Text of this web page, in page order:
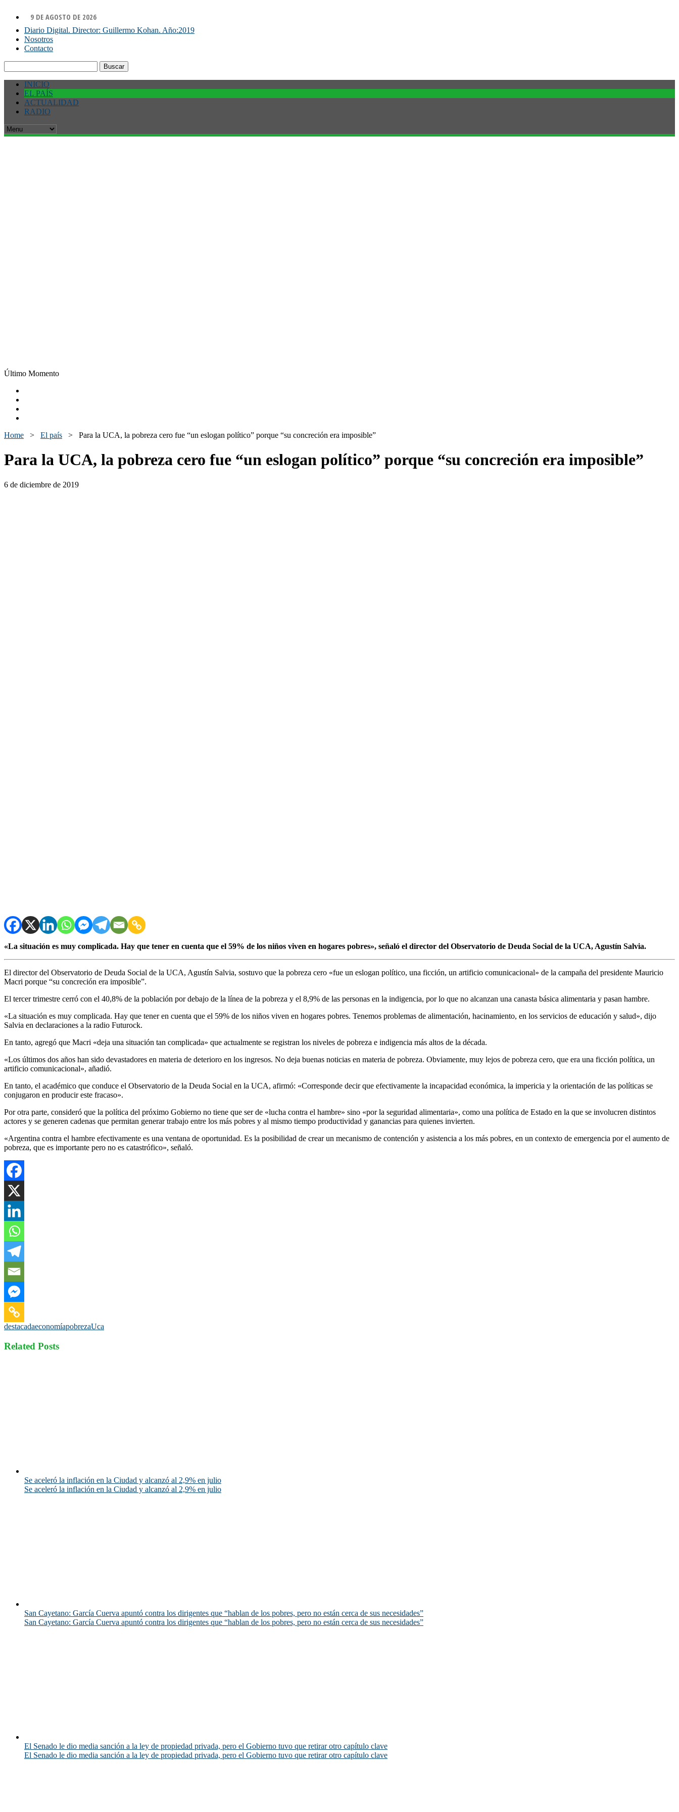
9 DE AGOSTO DE 2026
Diario Digital. Director: Guillermo Kohan. Año:2019
Nosotros
Contacto
INICIO
EL PAÍS
ACTUALIDAD
RADIO
Último Momento
Home > El país > Para la UCA, la pobreza cero fue “un eslogan político” porque “su concreción era imposible”
Para la UCA, la pobreza cero fue “un eslogan político” porque “su concreción era imposible”
6 de diciembre de 2019
«La situación es muy complicada. Hay que tener en cuenta que el 59% de los niños viven en hogares pobres», señaló el director del Observatorio de Deuda Social de la UCA, Agustín Salvia.
El director del Observatorio de Deuda Social de la UCA, Agustín Salvia, sostuvo que la pobreza cero «fue un eslogan político, una ficción, un artificio comunicacional» de la campaña del presidente Mauricio
Macri porque “su concreción era imposible”.
El tercer trimestre cerró con el 40,8% de la población por debajo de la línea de la pobreza y el 8,9% de las personas en la indigencia, por lo que no alcanzan una canasta básica alimentaria y pasan hambre.
«La situación es muy complicada. Hay que tener en cuenta que el 59% de los niños viven en hogares pobres. Tenemos problemas de alimentación, hacinamiento, en los servicios de educación y salud», dijo
Salvia en declaraciones a la radio Futurock.
En tanto, agregó que Macri «deja una situación tan complicada» que actualmente se registran los niveles de pobreza e indigencia más altos de la década.
«Los últimos dos años han sido devastadores en materia de deterioro en los ingresos. No deja buenas noticias en materia de pobreza. Obviamente, muy lejos de pobreza cero, que era una ficción política, un
artificio comunicacional», añadió.
En tanto, el académico que conduce el Observatorio de la Deuda Social en la UCA, afirmó: «Corresponde decir que efectivamente la incapacidad económica, la impericia y la orientación de las políticas se
conjugaron en producir este fracaso».
Por otra parte, consideró que la política del próximo Gobierno no tiene que ser de «lucha contra el hambre» sino «por la seguridad alimentaria», como una política de Estado en la que se involucren distintos
actores y se generen cadenas que permitan generar trabajo entre los más pobres y al mismo tiempo productividad y ganancias para quienes invierten.
«Argentina contra el hambre efectivamente es una ventana de oportunidad. Es la posibilidad de crear un mecanismo de contención y asistencia a los más pobres, en un contexto de emergencia por el aumento de
pobreza, que es importante pero no es catastrófico», señaló.
destacadaeconomíapobrezaUca
Related Posts
Se aceleró la inflación en la Ciudad y alcanzó al 2,9% en julio
Se aceleró la inflación en la Ciudad y alcanzó al 2,9% en julio
San Cayetano: García Cuerva apuntó contra los dirigentes que “hablan de los pobres, pero no están cerca de sus necesidades”
San Cayetano: García Cuerva apuntó contra los dirigentes que “hablan de los pobres, pero no están cerca de sus necesidades”
El Senado le dio media sanción a la ley de propiedad privada, pero el Gobierno tuvo que retirar otro capítulo clave
El Senado le dio media sanción a la ley de propiedad privada, pero el Gobierno tuvo que retirar otro capítulo clave